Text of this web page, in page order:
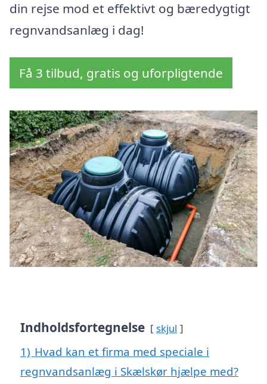
din rejse mod et effektivt og bæredygtigt
regnvandsanlæg i dag!
Få 3 tilbud, gratis og uforpligtende
Indholdsfortegnelse skjul
1) Hvad kan et firma med speciale i
regnvandsanlæg i Skælskør hjælpe med?